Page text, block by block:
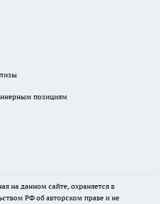
позициям
на данном сайте, охраняется в
РФ об авторском праве и не